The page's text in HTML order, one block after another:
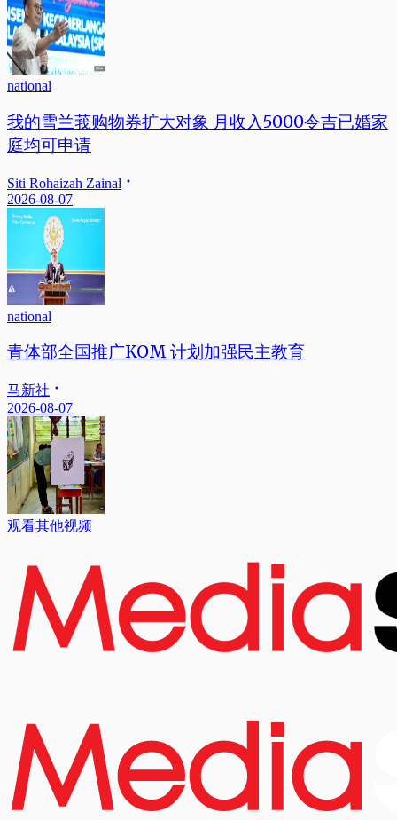
national
我的雪兰莪购物券扩大对象 月收入5000令吉已婚家
庭均可申请
Siti Rohaizah Zainal
2026-08-07
national
青体部全国推广KOM 计划加强民主教育
马新社
2026-08-07
观看其他视频